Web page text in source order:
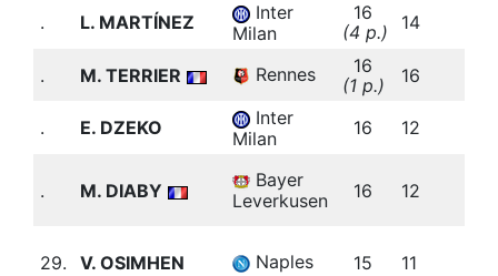
.
L. MARTÍNEZ
Inter
Milan
16
(4 p.)
14
.
M. TERRIER Rennes
16
(1 p.)
16
.
E. DZEKO
Inter
Milan
16 12
. M. DIABY
Bayer
Leverkusen
16 12
29. V. OSIMHEN Naples 15 11